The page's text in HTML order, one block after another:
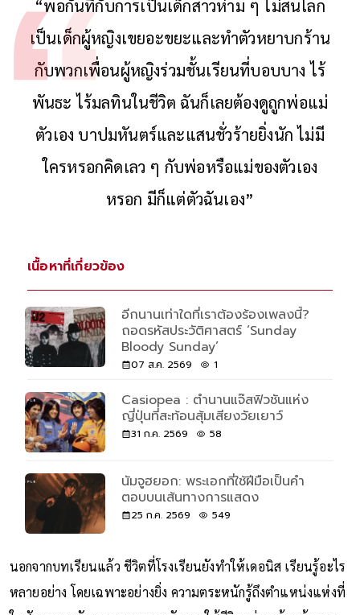
“พอกันทีกับการเป็นเด็กสาวห่าม ๆ ไม่สนโลก
เป็นเด็กผู้หญิงเขยอะขยะและทำตัวหยาบกร้าน
กับพวกเพื่อนผู้หญิงร่วมชั้นเรียนที่บอบบาง ไร้
พันธะ ไร้มลทินในชีวิต ฉันก็เลยต้องดูถูกพ่อแม่
ตัวเอง บาปมหันตร์และแสนชั่วร้ายยิ่งนัก ไม่มี
ใครหรอกคิดเลว ๆ กับพ่อหรือแม่ของตัวเอง
หรอก มีก็แต่ตัวฉันเอง”
เนื้อหาที่เกี่ยวข้อง
อีกนานเท่าใดที่เราต้องร้องเพลงนี้?
ถอดรหัสประวัติศาสตร์ ‘Sunday
Bloody Sunday’
07 ส.ค. 2569 1
Casiopea : ตำนานแจ๊สฟิวชันแห่ง
ญี่ปุ่นที่สะท้อนสุ้มเสียงวัยเยาว์
31 ก.ค. 2569 58
นัมจูฮยอก: พระเอกที่ใช้ฝีมือเป็นคำ
ตอบบนเส้นทางการแสดง
25 ก.ค. 2569 549
นอกจากบทเรียนแล้ว ชีวิตที่โรงเรียนยังทำให้เดอนิส เรียนรู้อะไร
หลายอย่าง โดยเฉพาะอย่างยิ่ง ความตระหนักรู้ถึงตำแหน่งแห่งที่